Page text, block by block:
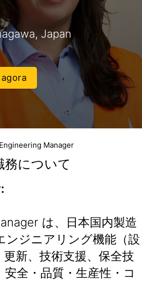
Japan
Engineering Manager
務について
は、日本国内製造
ンジニアリング機能（設
新、技術支援、保全技
全・品質・生産性・コ